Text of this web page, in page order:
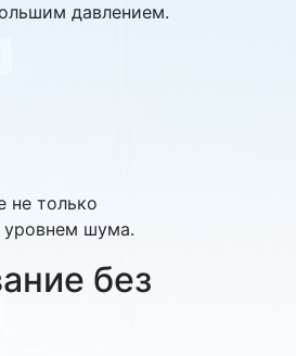
давлением.
не только
шума.
без